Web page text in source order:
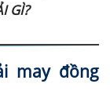
GÌ?
may đồng